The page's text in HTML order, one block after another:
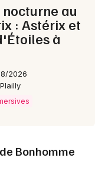
au
: Astérix et
à
2026
Bonhomme